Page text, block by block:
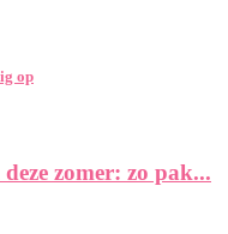
op
zomer: zo pak...